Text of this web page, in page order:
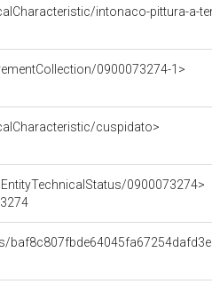
intonaco-pittura-a-
0900073274-1>
cuspidato>
0900073274>